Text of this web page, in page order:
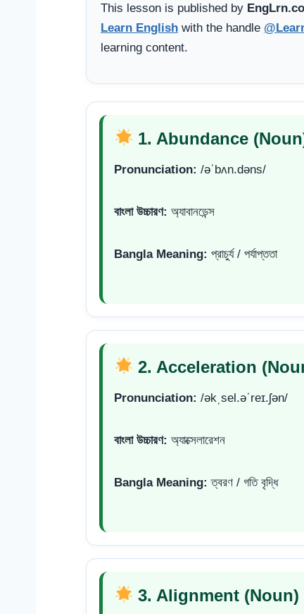
This lesson is published by
Learn English with the handle
learning content.
1. Abundance
Pronunciation: /əˈbʌn.dəns/
বাংলা উচ্চারণ: অ্যাবানডেন্স
Bangla Meaning: প্রাচুর্য / পর্যাপ্ততা
2. Acceleration
Pronunciation: /əkˌsel.əˈreɪ.ʃən/
বাংলা উচ্চারণ: অ্যাক্সেলারেশন
Bangla Meaning: ত্বরণ / গতি বৃদ্ধি
3. Alignment (Noun)